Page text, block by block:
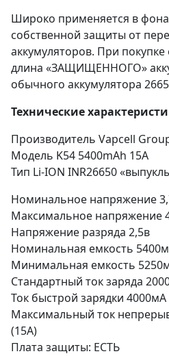
Широко применяется в
собственной защиты от
аккумуляторов. При покупке
длина «ЗАЩИЩЕННОГО»
обычного аккумулятора
Технические
Производитель Vapcell
Модель K54 5400mAh 15A
Тип Li-ION INR26650
Номинальное напряжение
Максимальное напряжение
Напряжение разряда 2,5в
Номинальная емкость
Минимальная емкость
Стандартный ток заряда
Ток быстрой зарядки 4000мA
Максимальный ток
(15A)
Плата защиты: ЕСТЬ